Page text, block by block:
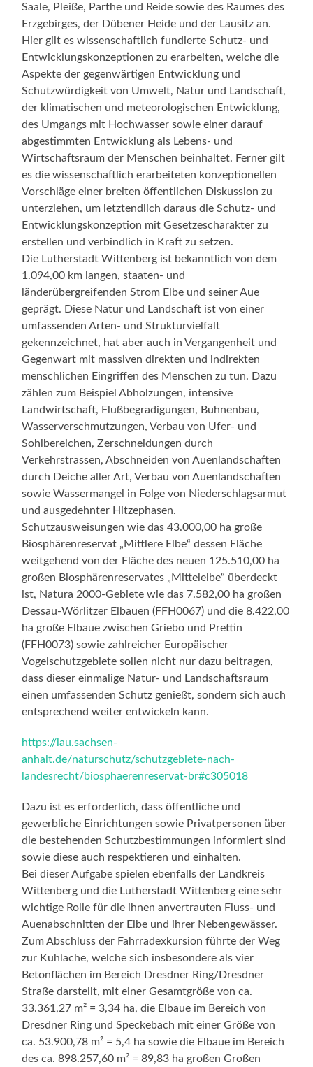
Saale, Pleiße, Parthe und Reide sowie des Raumes des
Erzgebirges, der Dübener Heide und der Lausitz an.
Hier gilt es wissenschaftlich fundierte Schutz- und
Entwicklungskonzeptionen zu erarbeiten, welche die
Aspekte der gegenwärtigen Entwicklung und
Schutzwürdigkeit von Umwelt, Natur und Landschaft,
der klimatischen und meteorologischen Entwicklung,
des Umgangs mit Hochwasser sowie einer darauf
abgestimmten Entwicklung als Lebens- und
Wirtschaftsraum der Menschen beinhaltet. Ferner gilt
es die wissenschaftlich erarbeiteten konzeptionellen
Vorschläge einer breiten öffentlichen Diskussion zu
unterziehen, um letztendlich daraus die Schutz- und
Entwicklungskonzeption mit Gesetzescharakter zu
erstellen und verbindlich in Kraft zu setzen.
Die Lutherstadt Wittenberg ist bekanntlich von dem
1.094,00 km langen, staaten- und
länderübergreifenden Strom Elbe und seiner Aue
geprägt. Diese Natur und Landschaft ist von einer
umfassenden Arten- und Strukturvielfalt
gekennzeichnet, hat aber auch in Vergangenheit und
Gegenwart mit massiven direkten und indirekten
menschlichen Eingriffen des Menschen zu tun. Dazu
zählen zum Beispiel Abholzungen, intensive
Landwirtschaft, Flußbegradigungen, Buhnenbau,
Wasserverschmutzungen, Verbau von Ufer- und
Sohlbereichen, Zerschneidungen durch
Verkehrstrassen, Abschneiden von Auenlandschaften
durch Deiche aller Art, Verbau von Auenlandschaften
sowie Wassermangel in Folge von Niederschlagsarmut
und ausgedehnter Hitzephasen.
Schutzausweisungen wie das 43.000,00 ha große
Biosphärenreservat „Mittlere Elbe“ dessen Fläche
weitgehend von der Fläche des neuen 125.510,00 ha
großen Biosphärenreservates „Mittelelbe“ überdeckt
ist, Natura 2000-Gebiete wie das 7.582,00 ha großen
Dessau-Wörlitzer Elbauen (FFH0067) und die 8.422,00
ha große Elbaue zwischen Griebo und Prettin
(FFH0073) sowie zahlreicher Europäischer
Vogelschutzgebiete sollen nicht nur dazu beitragen,
dass dieser einmalige Natur- und Landschaftsraum
einen umfassenden Schutz genießt, sondern sich auch
entsprechend weiter entwickeln kann.
https://lau.sachsen-
anhalt.de/naturschutz/schutzgebiete-nach-
landesrecht/biosphaerenreservat-br#c305018
Dazu ist es erforderlich, dass öffentliche und
gewerbliche Einrichtungen sowie Privatpersonen über
die bestehenden Schutzbestimmungen informiert sind
sowie diese auch respektieren und einhalten.
Bei dieser Aufgabe spielen ebenfalls der Landkreis
Wittenberg und die Lutherstadt Wittenberg eine sehr
wichtige Rolle für die ihnen anvertrauten Fluss- und
Auenabschnitten der Elbe und ihrer Nebengewässer.
Zum Abschluss der Fahrradexkursion führte der Weg
zur Kuhlache, welche sich insbesondere als vier
Betonflächen im Bereich Dresdner Ring/Dresdner
Straße darstellt, mit einer Gesamtgröße von ca.
33.361,27 m² = 3,34 ha, die Elbaue im Bereich von
Dresdner Ring und Speckebach mit einer Größe von
ca. 53.900,78 m² = 5,4 ha sowie die Elbaue im Bereich
des ca. 898.257,60 m² = 89,83 ha großen Großen